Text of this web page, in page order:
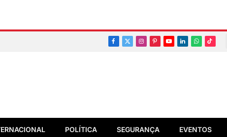
Facebook
X
Instagram
PinterestYouTubeLinkedInWhatsapp
TikTok
POLÍTICA SEGURANÇA EVENTOS